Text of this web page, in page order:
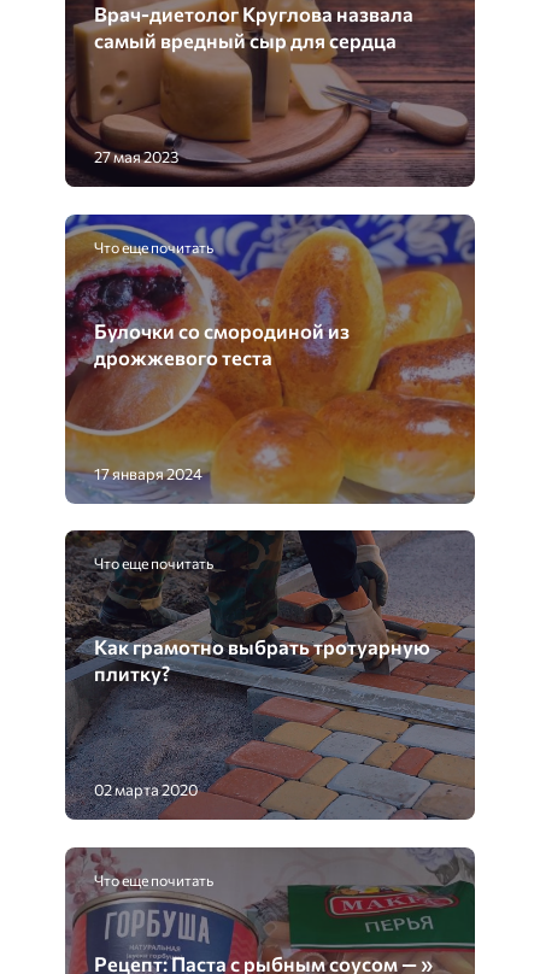
Врач-диетолог Круглова назвала
самый вредный сыр для сердца
27 мая 2023
Что еще почитать
Булочки со смородиной из
дрожжевого теста
17 января 2024
Что еще почитать
Как грамотно выбрать тротуарную
плитку?
02 марта 2020
Что еще почитать
Рецепт: Паста с рыбным соусом — »